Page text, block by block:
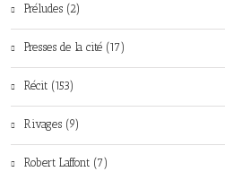
Préludes (2)
Presses de la cité (17)
Récit (153)
Rivages (9)
Robert Laffont (7)